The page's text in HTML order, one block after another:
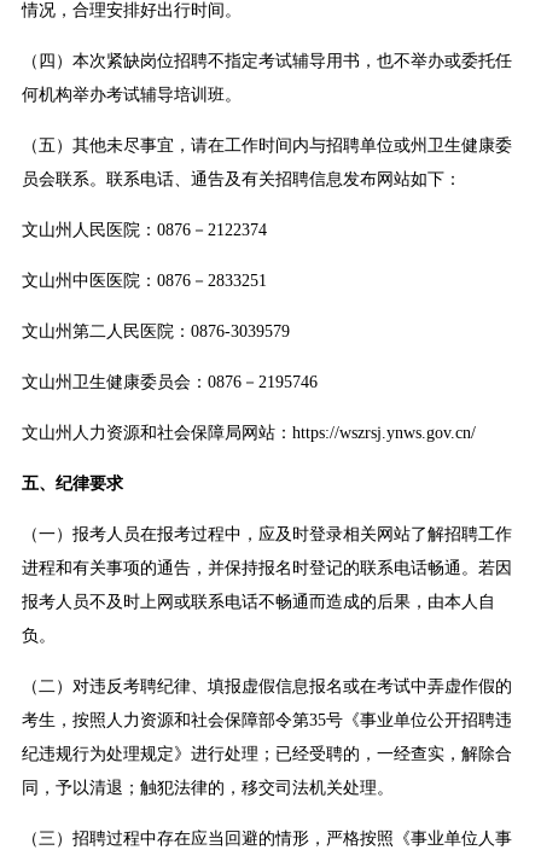
情况，合理安排好出行时间。
（四）本次紧缺岗位招聘不指定考试辅导用书，也不举办或委托任
何机构举办考试辅导培训班。
（五）其他未尽事宜，请在工作时间内与招聘单位或州卫生健康委
员会联系。联系电话、通告及有关招聘信息发布网站如下：
文山州人民医院：0876－2122374
文山州中医医院：0876－2833251
文山州第二人民医院：0876-3039579
文山州卫生健康委员会：0876－2195746
文山州人力资源和社会保障局网站：https://wszrsj.ynws.gov.cn/
五、纪律要求
（一）报考人员在报考过程中，应及时登录相关网站了解招聘工作
进程和有关事项的通告，并保持报名时登记的联系电话畅通。若因
报考人员不及时上网或联系电话不畅通而造成的后果，由本人自
负。
（二）对违反考聘纪律、填报虚假信息报名或在考试中弄虚作假的
考生，按照人力资源和社会保障部令第35号《事业单位公开招聘违
纪违规行为处理规定》进行处理；已经受聘的，一经查实，解除合
同，予以清退；触犯法律的，移交司法机关处理。
（三）招聘过程中存在应当回避的情形，严格按照《事业单位人事